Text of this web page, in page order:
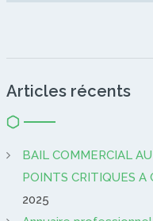
Articles récents
BAIL COMMERCIAL
POINTS CRITIQUES A
2025